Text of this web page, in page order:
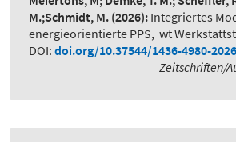
M.;Schmidt, M. (2026): Integriertes
energieorientierte PPS, wt
DOI: doi.org/10.37544/1436-4980-
Zeitschriften/